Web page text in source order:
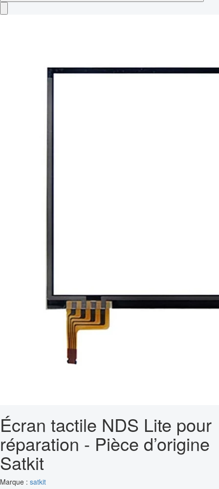
Écran tactile NDS Lite pour
réparation - Pièce d’origine
Satkit
Marque : satkit